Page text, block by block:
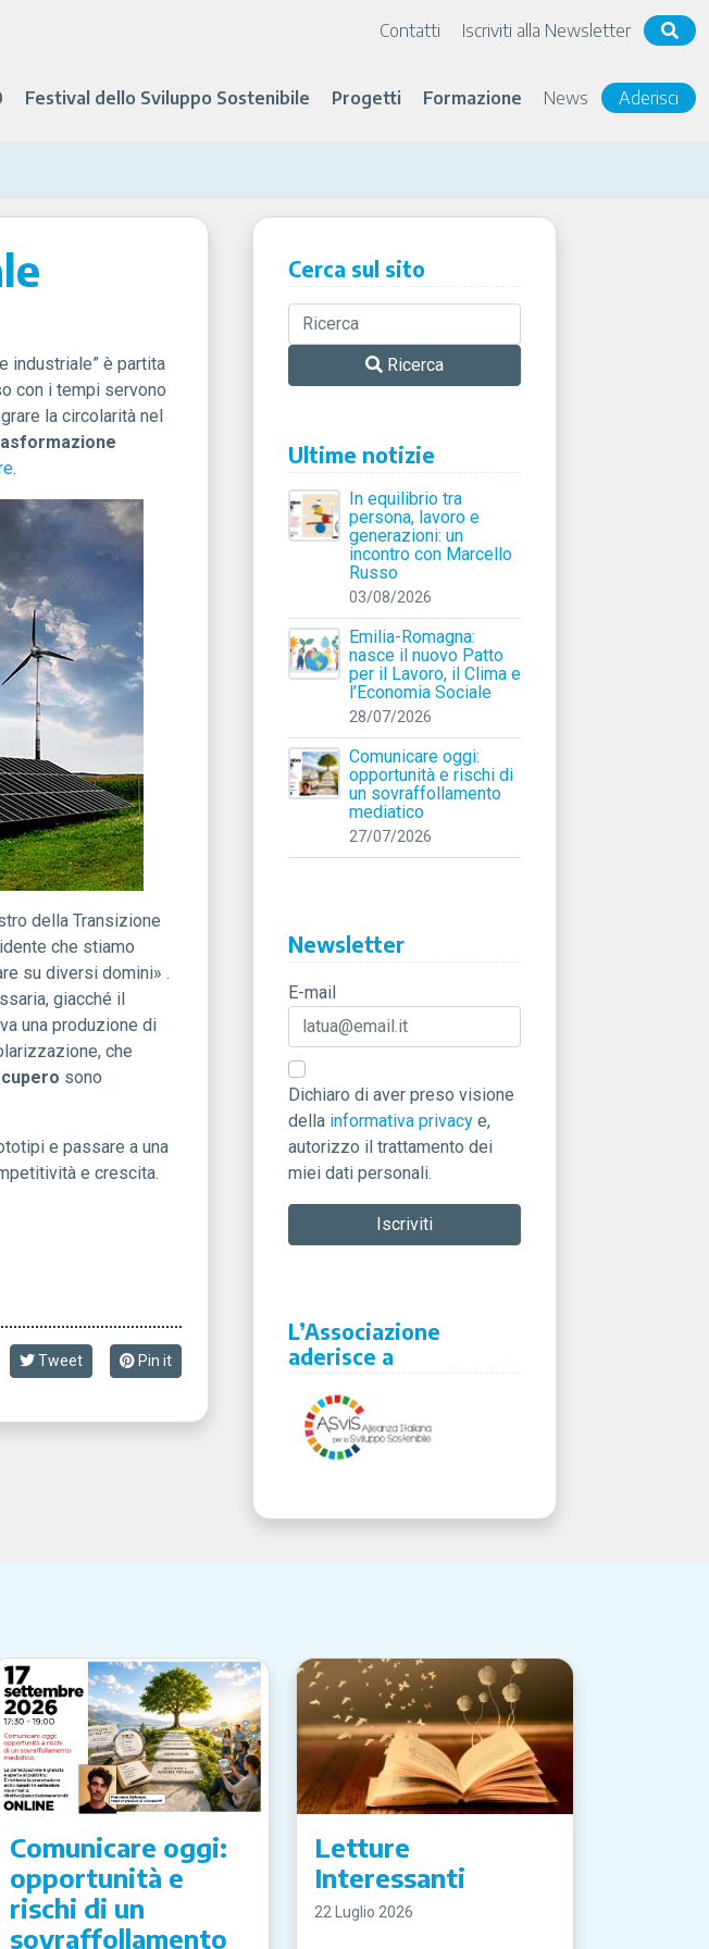
Contatti Iscriviti alla Newsletter
Festival dello Sviluppo Sostenibile Progetti Formazione News Aderisci
industriale” è partita
con i tempi servono
la circolarità nel
.
della Transizione
che stiamo
su diversi domini» .
giacché il
una produzione di
che
sono
e passare a una
e crescita.
Tweet Pin it
Cerca sul sito
Ricerca
Ultime notizie
In equilibrio tra
persona, lavoro e
generazioni: un
incontro con Marcello
Russo
03/08/2026
Emilia-Romagna:
nasce il nuovo Patto
per il Lavoro, il Clima e
l’Economia Sociale
28/07/2026
Comunicare oggi:
opportunità e rischi di
un sovraffollamento
mediatico
27/07/2026
Newsletter
E-mail
Dichiaro di aver preso visione
della informativa privacy e,
autorizzo il trattamento dei
miei dati personali.
L’Associazione
aderisce a
Comunicare oggi:
opportunità e
rischi di un
sovraffollamento
Letture
Interessanti
22 Luglio 2026